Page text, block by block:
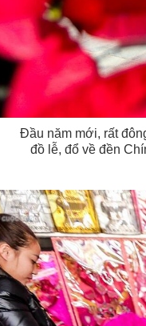
Đầu năm mới, rất
đồ lễ, đổ về đền